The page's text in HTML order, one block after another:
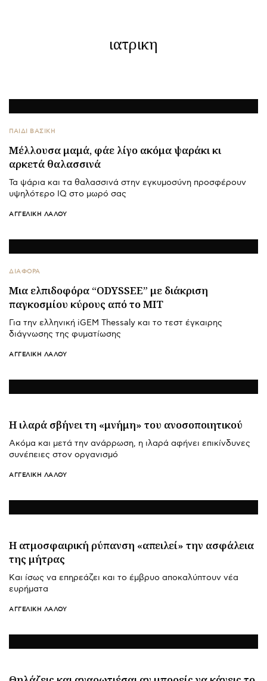
ιατρικη
ΠΑΙΔΙ ΒΑΣΙΚΉ
Μέλλουσα μαμά, φάε λίγο ακόμα ψαράκι κι
αρκετά θαλασσινά
Τα ψάρια και τα θαλασσινά στην εγκυμοσύνη προσφέρουν
υψηλότερο IQ στο μωρό σας
ΑΓΓΕΛΙΚΉ ΛΆΛΟΥ
ΔΙΑΦΟΡΑ
Μια ελπιδοφόρα “ODYSSEE” με διάκριση
παγκοσμίου κύρους από το ΜΙΤ
Για την ελληνική iGEM Thessaly και το τεστ έγκαιρης
διάγνωσης της φυματίωσης
ΑΓΓΕΛΙΚΉ ΛΆΛΟΥ
Η ιλαρά σβήνει τη «μνήμη» του ανοσοποιητικού
Ακόμα και μετά την ανάρρωση, η ιλαρά αφήνει επικίνδυνες
συνέπειες στον οργανισμό
ΑΓΓΕΛΙΚΉ ΛΆΛΟΥ
Η ατμοσφαιρική ρύπανση «απειλεί» την ασφάλεια
της μήτρας
Και ίσως να επηρεάζει και το έμβρυο αποκαλύπτουν νέα
ευρήματα
ΑΓΓΕΛΙΚΉ ΛΆΛΟΥ